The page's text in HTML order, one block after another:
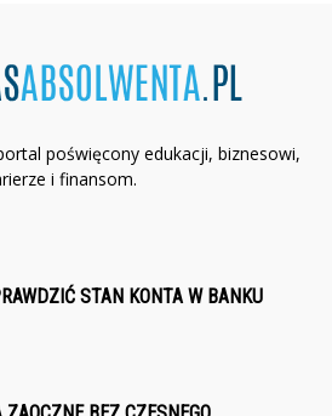
poświęcony edukacji, biznesowi,
i finansom.
STAN KONTA W BANKU